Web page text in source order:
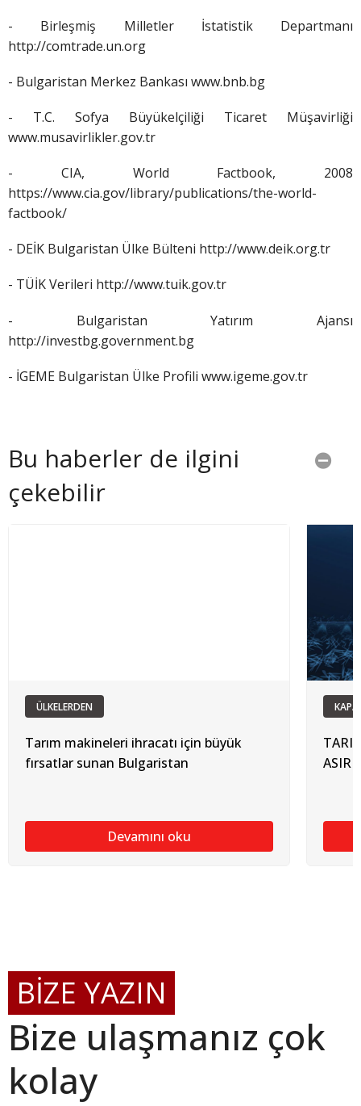
- Birleşmiş Milletler İstatistik Departmanı
http://comtrade.un.org
- Bulgaristan Merkez Bankası www.bnb.bg
- T.C. Sofya Büyükelçiliği Ticaret Müşavirliği
www.musavirlikler.gov.tr
- CIA, World Factbook, 2008
https://www.cia.gov/library/publications/the-world-
factbook/
- DEİK Bulgaristan Ülke Bülteni http://www.deik.org.tr
- TÜİK Verileri http://www.tuik.gov.tr
- Bulgaristan Yatırım Ajansı
http://investbg.government.bg
- İGEME Bulgaristan Ülke Profili www.igeme.gov.tr
Bu haberler de ilgini
çekebilir
ÜLKELERDEN
Tarım makineleri ihracatı için büyük
fırsatlar sunan Bulgaristan
Devamını oku
BİZE YAZIN
Bize ulaşmanız çok
kolay